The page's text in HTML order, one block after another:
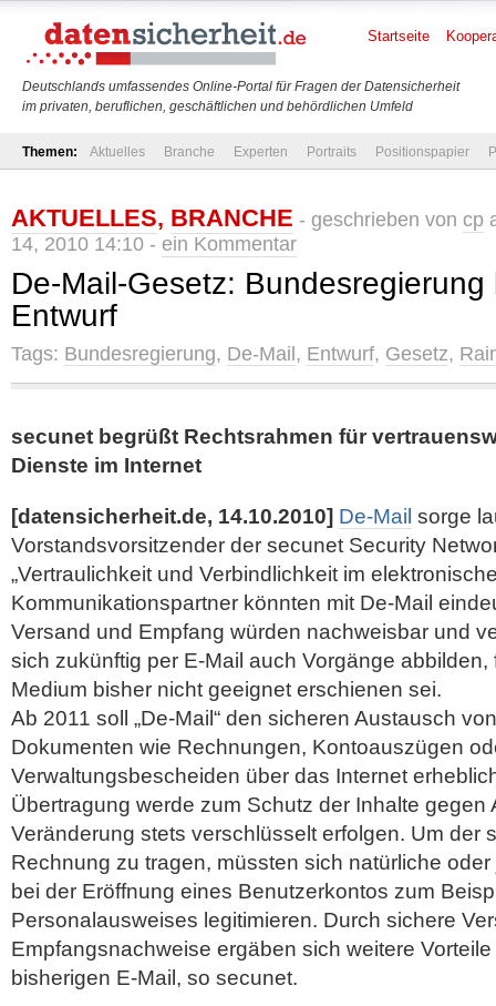
Deutschlands umfassendes Online-Portal für Fragen der Datensicherheit
im privaten, beruflichen, geschäftlichen und behördlichen Umfeld
Startseite
Themen: Aktuelles Branche Experten Portraits Positionspapier
AKTUELLES, BRANCHE - geschrieben von cp
14, 2010 14:10 - ein Kommentar
De-Mail-Gesetz:
Entwurf
Tags: Bundesregierung, De-Mail , Entwurf, Gesetz,
secunet begrüßt Rechtsrahmen für
Dienste im Internet
[datensicherheit.de, 14.10.2010] De-Mail sorge
Vorstandsvorsitzender der secunet Security
„Vertraulichkeit und Verbindlichkeit im
Kommunikationspartner könnten mit De-Mail
Versand und Empfang würden nachweisbar und
sich zukünftig per E-Mail auch Vorgänge
Medium bisher nicht geeignet erschienen sei.
Ab 2011 soll „De-Mail“ den sicheren Austausch
Dokumenten wie Rechnungen, Kontoauszügen
Verwaltungsbescheiden über das Internet
Übertragung werde zum Schutz der Inhalte gegen
Veränderung stets verschlüsselt erfolgen. Um der
Rechnung zu tragen, müssten sich natürliche
bei der Eröffnung eines Benutzerkontos zum
Personalausweises legitimieren. Durch sichere
Empfangsnachweise ergäben sich weitere
bisherigen E-Mail, so secunet.